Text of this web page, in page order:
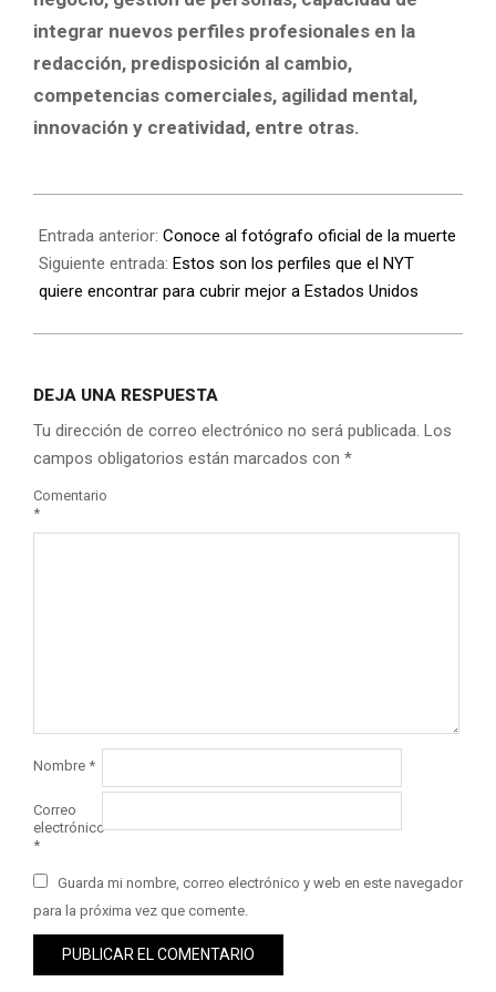
integrar nuevos perfiles profesionales en la
redacción, predisposición al cambio,
competencias comerciales, agilidad mental,
innovación y creatividad, entre otras.
Entrada anterior: Conoce al fotógrafo oficial de la muerte
Siguiente entrada: Estos son los perfiles que el NYT
quiere encontrar para cubrir mejor a Estados Unidos
DEJA UNA RESPUESTA
Tu dirección de correo electrónico no será publicada. Los
campos obligatorios están marcados con *
Comentario
*
Nombre *
Correo
electrónico
*
Guarda mi nombre, correo electrónico y web en este navegador
para la próxima vez que comente.